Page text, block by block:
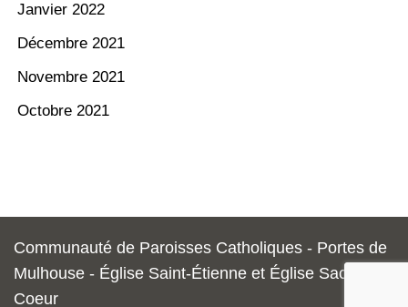
Janvier 2022
Décembre 2021
Novembre 2021
Octobre 2021
Communauté de Paroisses Catholiques - Portes de
Mulhouse - Église Saint-Étienne et Église Sacré-
Coeur